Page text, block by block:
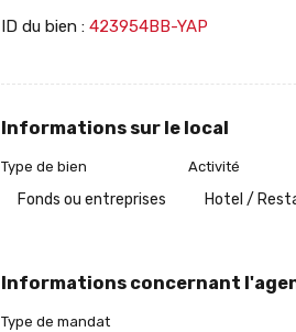
ID du bien : 423954BB-YAP
Informations sur le local
Type de bien
Fonds ou entreprises
Activité
Hotel /
Informations concernant
Type de mandat